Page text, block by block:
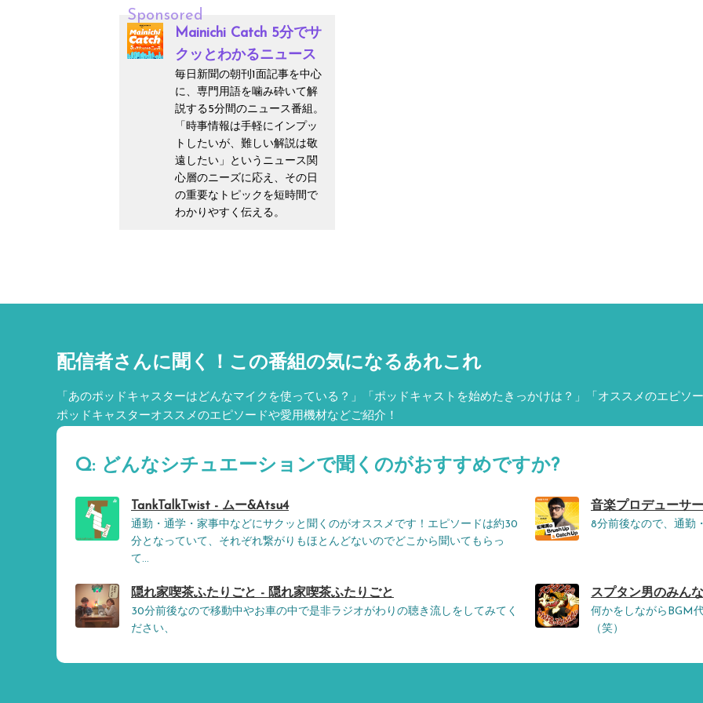
Sponsored
Mainichi Catch 5分でサ
クッとわかるニュース
毎日新聞の朝刊1面記事を中心
に、専門用語を噛み砕いて解
説する5分間のニュース番組。
「時事情報は手軽にインプッ
トしたいが、難しい解説は敬
遠したい」というニュース関
心層のニーズに応え、その日
の重要なトピックを短時間で
わかりやすく伝える。
配信者さんに聞く！ この番組の気になるあれこれ
「あのポッドキャスターはどんなマイクを使っている？」「ポッドキャストを始めたきっかけは？」「オススメのエピソ
ポッドキャスターオススメのエピソードや愛用機材などご紹介！
Q: どんなシチュエーションで聞くのがおすすめですか?
TankTalkTwist - ムー&Atsu4
通勤・通学・家事中などにサクッと聞くのがオススメです！エピソードは約30
分となっていて、それぞれ繋がりもほとんどないのでどこから聞いてもらっ
て...
音楽プロデューサ
8分前後なので、通勤
隠れ家喫茶ふたりごと - 隠れ家喫茶ふたりごと
30分前後なので移動中やお車の中で是非ラジオがわりの聴き流しをしてみてく
ださい、
スプタン男のみん
何かをしながらBGM
（笑）